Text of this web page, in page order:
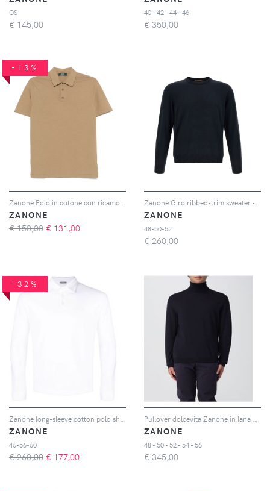
OS
€ 145,00
40 - 42 - 44 - 46
€ 350,00
-13%
ZANONE
€ 150,00 € 131,00
ZANONE
48-50-52
€ 260,00
-32%
ZANONE
46-56-60
€ 260,00 € 177,00
ZANONE
48 - 50 - 52 - 54 - 56
€ 345,00